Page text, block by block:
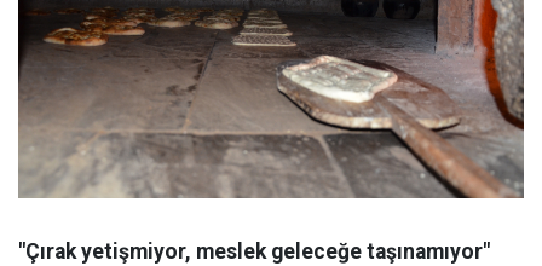
"Çırak yetişmiyor, meslek geleceğe taşınamıyor"